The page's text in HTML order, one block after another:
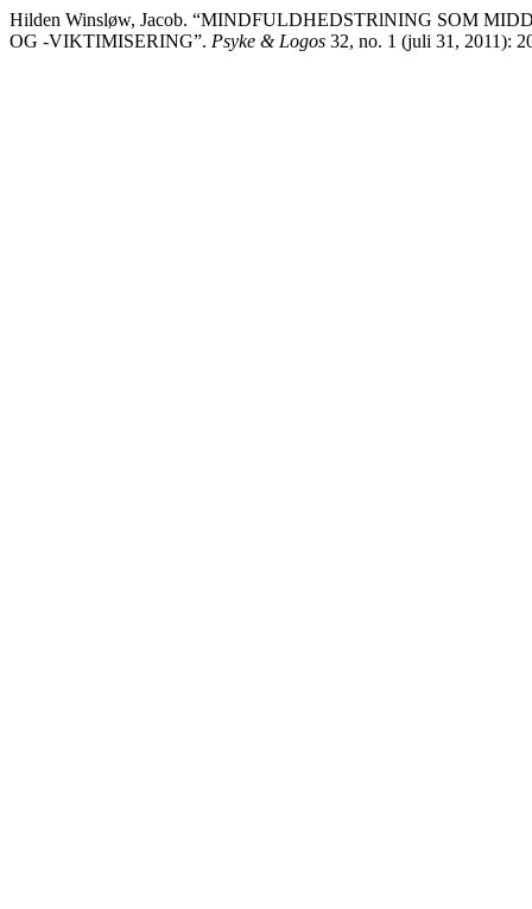
Hilden Winsløw, Jacob. “MINDFULDHEDSTRlNING SOM
OG -VIKTIMISERING”. Psyke & Logos 32, no. 1 (juli 31, 2011):